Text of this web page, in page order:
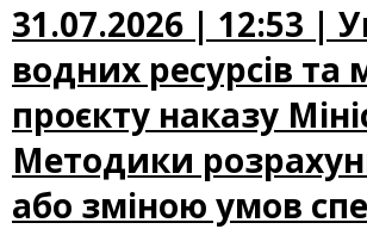
31.07.2026 | 12:53 |
водних ресурсів
проєкту наказу
Методики
або зміною умов